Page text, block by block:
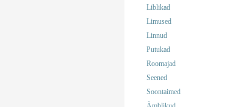
Liblikad
Limused
Linnud
Putukad
Roomajad
Seened
Soontaimed